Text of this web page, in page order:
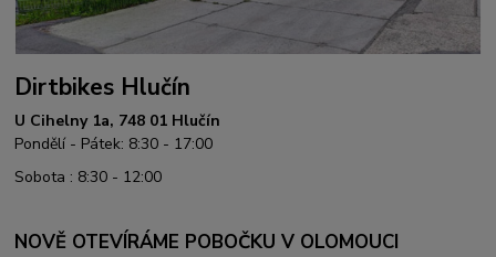
Dirtbikes Hlučín
U Cihelny 1a, 748 01 Hlučín
Pondělí - Pátek: 8:30 - 17:00
Sobota : 8:30 - 12:00
NOVĚ OTEVÍRÁME POBOČKU V OLOMOUCI